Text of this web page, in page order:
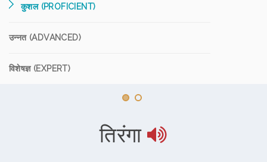
कुशल (PROFICIENT)
उन्नत (ADVANCED)
विशेषज्ञ (EXPERT)
तिरंगा